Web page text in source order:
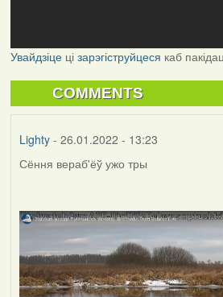
Увайдзіцеці зарэгіструйцеся каб
COMMENTS
Lighty- 26.01.2022 - 13:23
Сёння вераб'ёў ужо тры